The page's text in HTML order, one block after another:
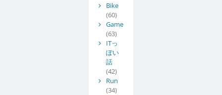
Bike
(60)
Game
(63)
ITっ
ぽい
話
(42)
Run
(34)